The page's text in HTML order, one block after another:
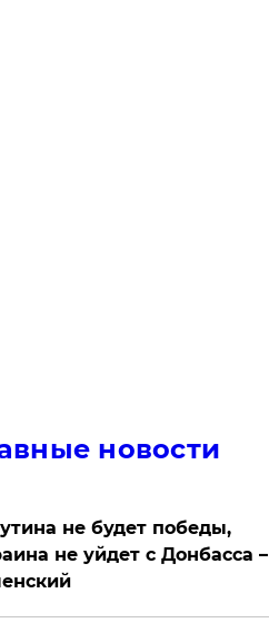
новости
не будет победы,
не уйдет с Донбасса –